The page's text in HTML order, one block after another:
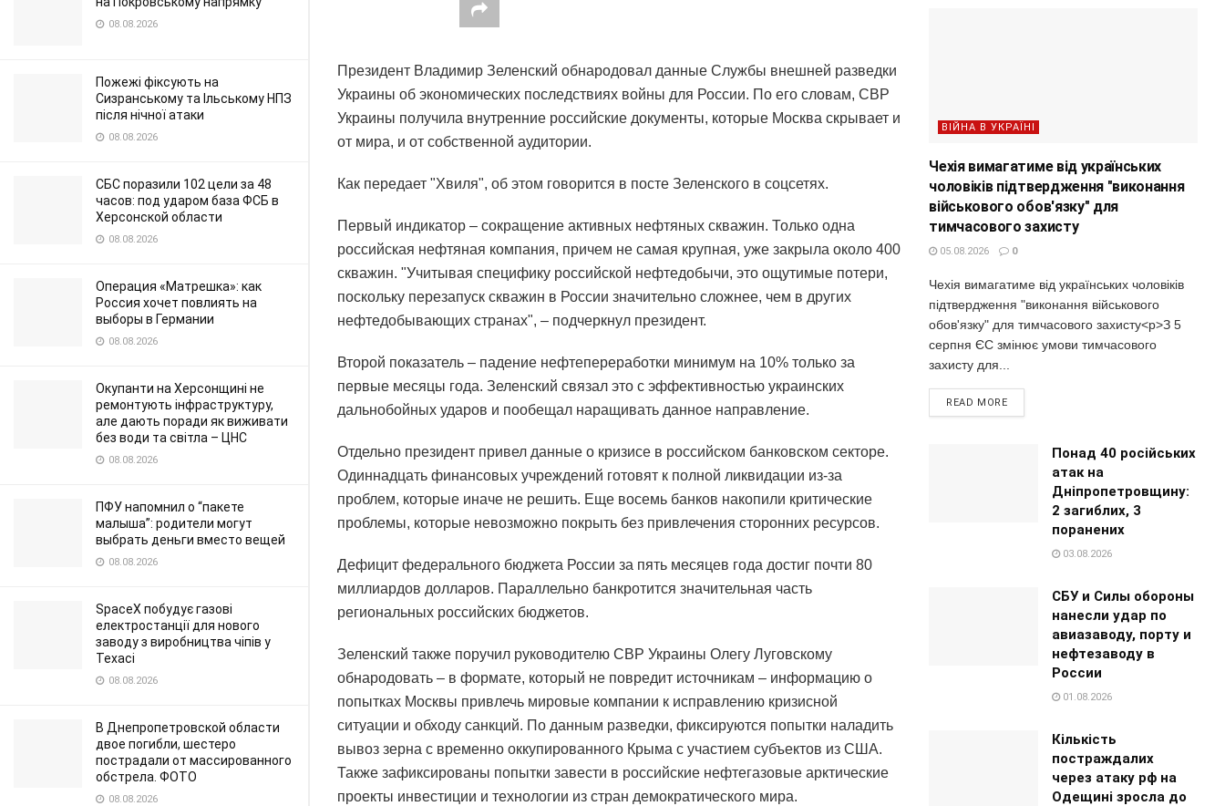
08.08.2026
Пожежі фіксують на
Сизранському та Ільському НПЗ
після нічної атаки
08.08.2026
СБС поразили 102 цели за 48
часов: под ударом база ФСБ в
Херсонской области
08.08.2026
Операция «Матрешка»: как
Россия хочет повлиять на
выборы в Германии
08.08.2026
Окупанти на Херсонщині не
ремонтують інфраструктуру,
але дають поради як виживати
без води та світла – ЦНС
08.08.2026
ПФУ напомнил о “пакете
малыша”: родители могут
выбрать деньги вместо вещей
08.08.2026
SpaceX побудує газові
електростанції для нового
заводу з виробництва чіпів у
Техасі
08.08.2026
В Днепропетровской области
двое погибли, шестеро
пострадали от массированного
обстрела. ФОТО
08.08.2026
Президент Владимир Зеленский обнародовал данные Службы внешней разведки
Украины об экономических последствиях войны для России. По его словам, СВР
Украины получила внутренние российские документы, которые Москва скрывает и
от мира, и от собственной аудитории.
Как передает "Хвиля", об этом говорится в посте Зеленского в соцсетях.
Первый индикатор – сокращение активных нефтяных скважин. Только одна
российская нефтяная компания, причем не самая крупная, уже закрыла около 400
скважин. "Учитывая специфику российской нефтедобычи, это ощутимые потери,
поскольку перезапуск скважин в России значительно сложнее, чем в других
нефтедобывающих странах", – подчеркнул президент.
Второй показатель – падение нефтепереработки минимум на 10% только за
первые месяцы года. Зеленский связал это с эффективностью украинских
дальнобойных ударов и пообещал наращивать данное направление.
Отдельно президент привел данные о кризисе в российском банковском секторе.
Одиннадцать финансовых учреждений готовят к полной ликвидации из-за
проблем, которые иначе не решить. Еще восемь банков накопили критические
проблемы, которые невозможно покрыть без привлечения сторонних ресурсов.
Дефицит федерального бюджета России за пять месяцев года достиг почти 80
миллиардов долларов. Параллельно банкротится значительная часть
региональных российских бюджетов.
Зеленский также поручил руководителю СВР Украины Олегу Луговскому
обнародовать – в формате, который не повредит источникам – информацию о
попытках Москвы привлечь мировые компании к исправлению кризисной
ситуации и обходу санкций. По данным разведки, фиксируются попытки наладить
вывоз зерна с временно оккупированного Крыма с участием субъектов из США.
Также зафиксированы попытки завести в российские нефтегазовые арктические
проекты инвестиции и технологии из стран демократического мира.
ВІЙНА В УКРАЇНІ
Чехія вимагатиме від українських
чоловіків підтвердження "виконання
військового обов'язку" для
тимчасового захисту
05.08.2026 0
Чехія вимагатиме від українських чоловіків
підтвердження "виконання військового
обов'язку" для тимчасового захисту<p>З 5
серпня ЄС змінює умови тимчасового
захисту для...
READ MORE
Понад 40 російських
атак на
Дніпропетровщину:
2 загиблих, 3
поранених
03.08.2026
СБУ и Силы обороны
нанесли удар по
авиазаводу, порту и
нефтезаводу в
России
01.08.2026
Кількість
постраждалих
через атаку рф на
Одещині зросла до